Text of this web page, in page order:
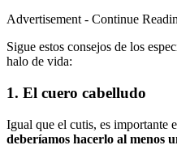
Advertisement - Continue
Sigue estos consejos de los
halo de vida:
1. El cuero cabelludo
Igual que el cutis, es importante
deberíamos hacerlo al menos